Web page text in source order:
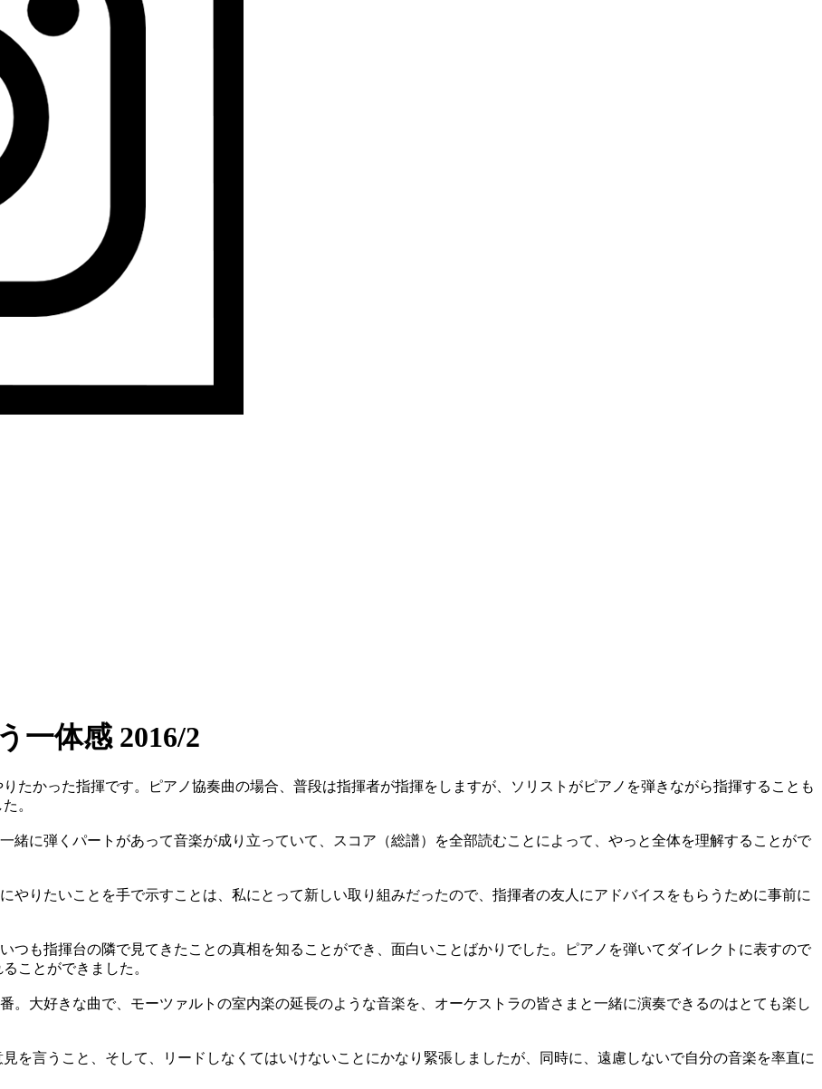
一体感 2016/2
たかった指揮です。ピアノ協奏曲の場合、普段は指揮者が指揮をしますが、ソリストがピアノを弾きながら指揮することも
。
緒に弾くパートがあって音楽が成り立っていて、スコア（総譜）を全部読むことによって、やっと全体を理解することがで
りたいことを手で示すことは、私にとって新しい取り組みだったので、指揮者の友人にアドバイスをもらうために事前に
つも指揮台の隣で見てきたことの真相を知ることができ、面白いことばかりでした。ピアノを弾いてダイレクトに表すので
ことができました。
大好きな曲で、モーツァルトの室内楽の延長のような音楽を、オーケストラの皆さまと一緒に演奏できるのはとても楽し
を言うこと、そして、リードしなくてはいけないことにかなり緊張しましたが、同時に、遠慮しないで自分の音楽を率直に